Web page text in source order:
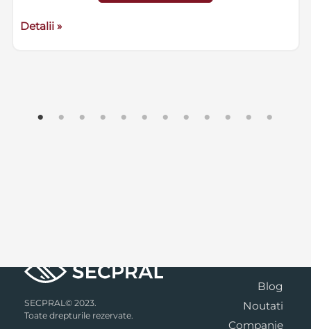
Detalii »
SECPRAL© 2023.
Toate drepturile rezervate.
Blog
Noutati
Companie